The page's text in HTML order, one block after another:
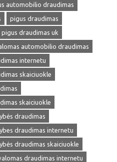
automobilio draudimas
pigus draudimas
pigus draudimas uk
automobilio draudimas
internetu
skaiciuokle
skaiciuokle
draudimas
draudimas internetu
draudimas skaiciuokle
draudimas internetu